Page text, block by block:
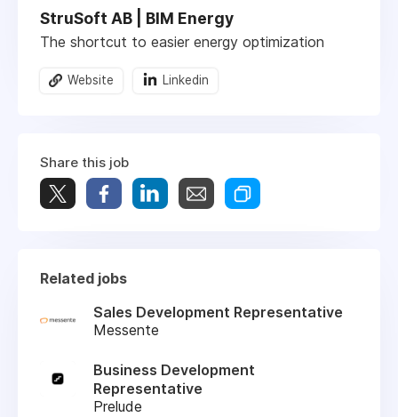
StruSoft AB | BIM Energy
The shortcut to easier energy optimization
Website Linkedin
Share this job
Related jobs
Sales Development Representative
Messente
Business Development
Representative
Prelude